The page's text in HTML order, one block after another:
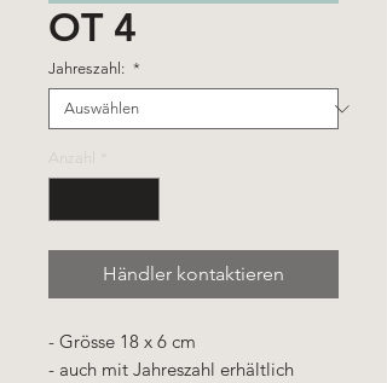
OT 4
Jahreszahl: *
Anzahl
Händler kontaktieren
- Grösse 18 x 6 cm
- auch mit Jahreszahl erhältlich